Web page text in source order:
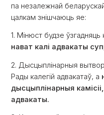
па незалежнай
цалкам знішчаюць яе:
1. Мінюст будзе ўзгадняць
нават калі адвакаты
2. Дысцыплінарныя
Рады калегій адвакатаў, а
дысцыплінарныя
адвакаты.